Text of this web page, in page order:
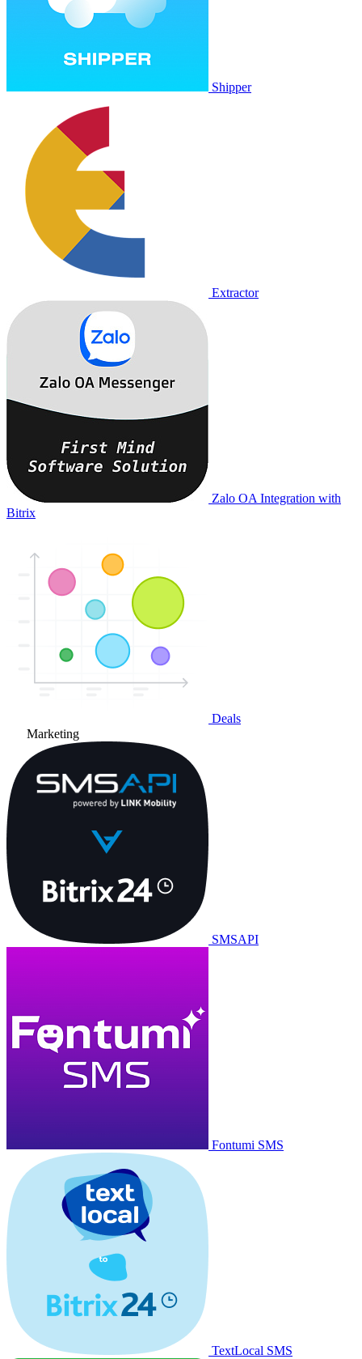
Shipper
Extractor
Zalo OA Integration with
Bitrix
Deals
Marketing
SMSAPI
Fontumi SMS
TextLocal SMS